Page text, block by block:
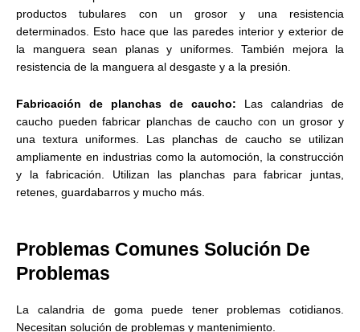
productos tubulares con un grosor y una resistencia
determinados. Esto hace que las paredes interior y exterior de
la manguera sean planas y uniformes. También mejora la
resistencia de la manguera al desgaste y a la presión.
Fabricación de planchas de caucho:
Las calandrias de
caucho pueden fabricar planchas de caucho con un grosor y
una textura uniformes. Las planchas de caucho se utilizan
ampliamente en industrias como la automoción, la construcción
y la fabricación. Utilizan las planchas para fabricar juntas,
retenes, guardabarros y mucho más.
Problemas Comunes Solución De
Problemas
La calandria de goma puede tener problemas cotidianos.
Necesitan solución de problemas y mantenimiento.